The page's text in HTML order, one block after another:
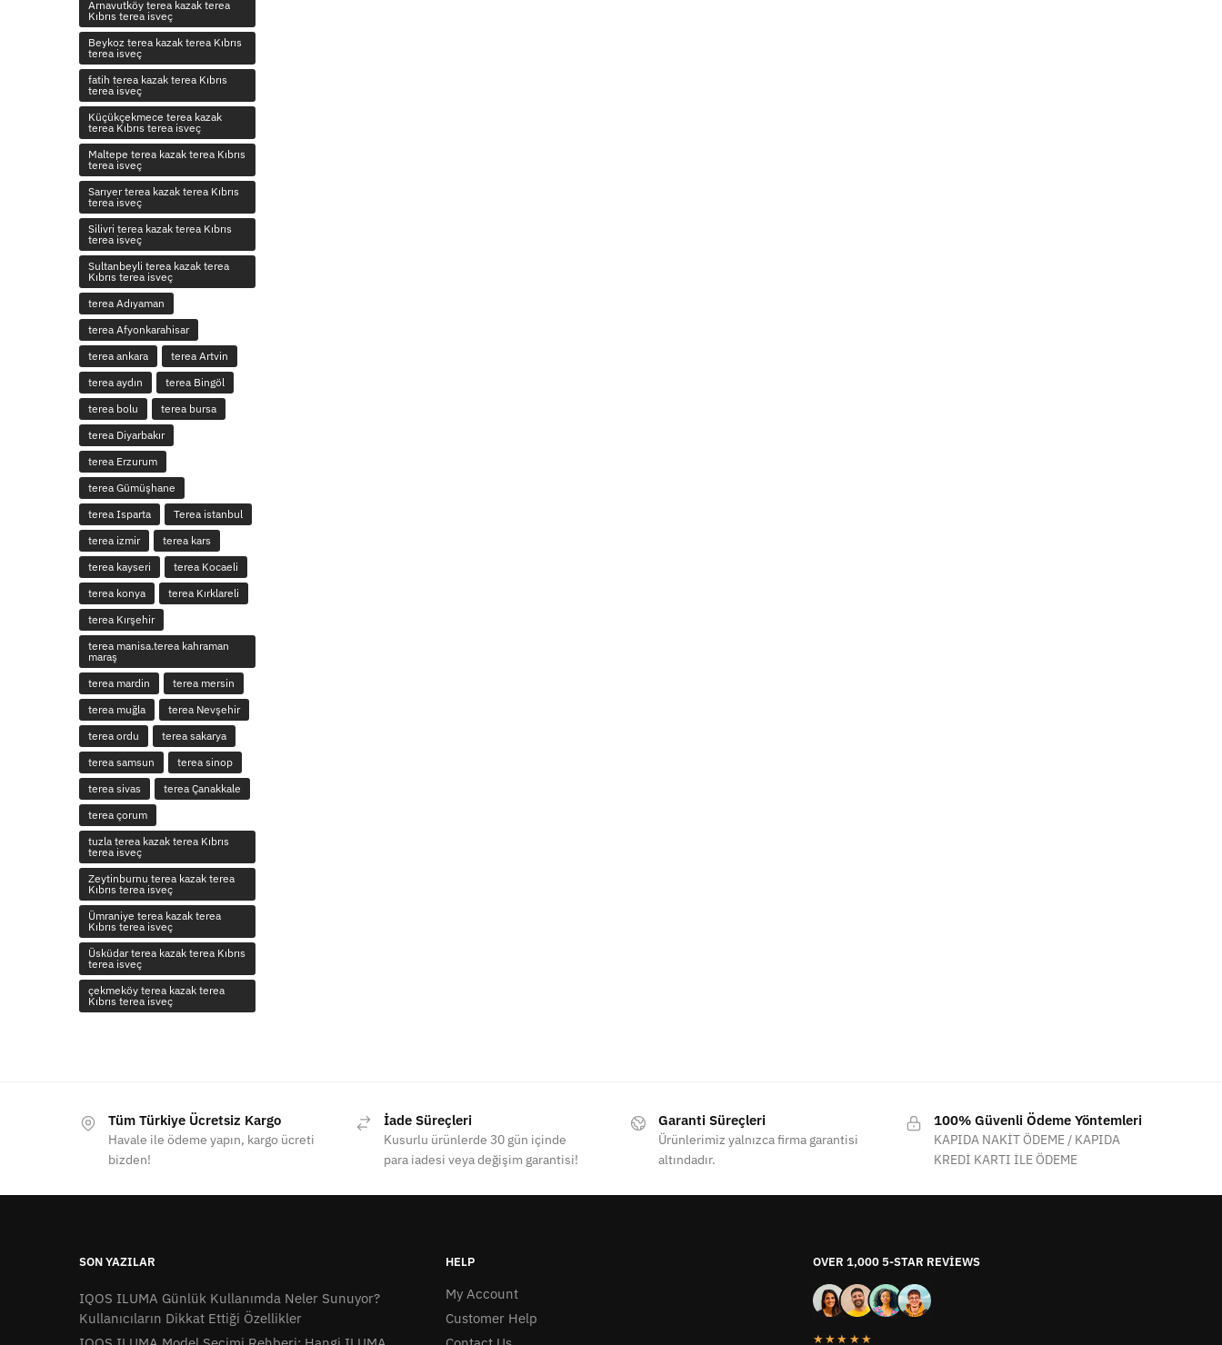
Arnavutköy terea kazak terea
Kıbrıs terea isveç
Beykoz terea kazak terea Kıbrıs
terea isveç
fatih terea kazak terea Kıbrıs
terea isveç
Küçükçekmece terea kazak
terea Kıbrıs terea isveç
Maltepe terea kazak terea Kıbrıs
terea isveç
Sarıyer terea kazak terea Kıbrıs
terea isveç
Silivri terea kazak terea Kıbrıs
terea isveç
Sultanbeyli terea kazak terea
Kıbrıs terea isveç
terea Adıyaman
terea Afyonkarahisar
terea ankara
terea Artvin
terea aydın
terea Bingöl
terea bolu
terea bursa
terea Diyarbakır
terea Erzurum
terea Gümüşhane
terea Isparta
Terea istanbul
terea izmir
terea kars
terea kayseri
terea Kocaeli
terea konya
terea Kırklareli
terea Kırşehir
terea manisa.terea kahraman
maraş
terea mardin
terea mersin
terea muğla
terea Nevşehir
terea ordu
terea sakarya
terea samsun
terea sinop
terea sivas
terea Çanakkale
terea çorum
tuzla terea kazak terea Kıbrıs
terea isveç
Zeytinburnu terea kazak terea
Kıbrıs terea isveç
Ümraniye terea kazak terea
Kıbrıs terea isveç
Üsküdar terea kazak terea Kıbrıs
terea isveç
çekmeköy terea kazak terea
Kıbrıs terea isveç
Tüm Türkiye Ücretsiz Kargo
Havale ile ödeme yapın, kargo ücreti
bizden!
İade Süreçleri
Kusurlu ürünlerde 30 gün içinde
para iadesi veya değişim garantisi!
Garanti Süreçleri
Ürünlerimiz yalnızca firma garantisi
altındadır.
100% Güvenli Ödeme Yöntemleri
KAPIDA NAKİT ÖDEME / KAPIDA
KREDİ KARTI İLE ÖDEME
SON YAZILAR
IQOS ILUMA Günlük Kullanımda Neler Sunuyor?
Kullanıcıların Dikkat Ettiği Özellikler
HELP
My Account
Customer Help
OVER 1,000 5-STAR REVIEWS
★★★★★